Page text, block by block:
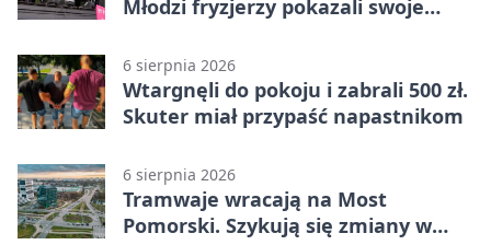
Młodzi fryzjerzy pokazali swoje
6 sierpnia 2026
Wtargnęli do pokoju i zabrali 500 zł.
Skuter miał przypaść napastnikom
6 sierpnia 2026
Tramwaje wracają na Most
Pomorski. Szykują się zmiany w